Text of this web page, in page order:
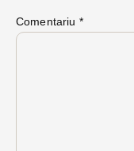
Comentariu *